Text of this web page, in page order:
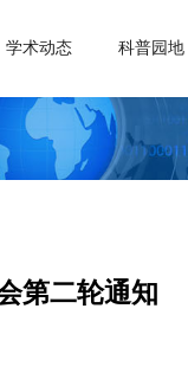
学术动态 科普园地
第二轮通知